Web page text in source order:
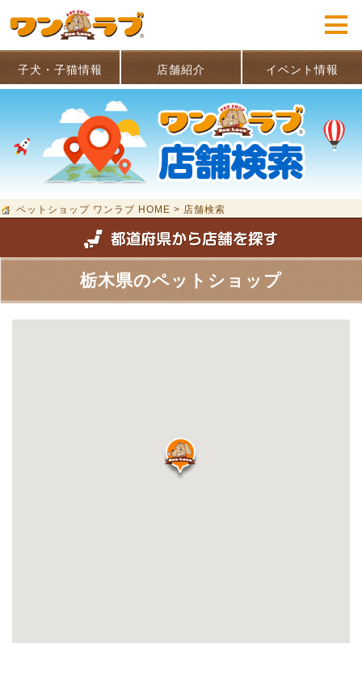
子犬・子猫情報 店舗紹介 イベント情報
ペットショップ ワンラブ HOME > 店舗検索
栃木県のペットショップ